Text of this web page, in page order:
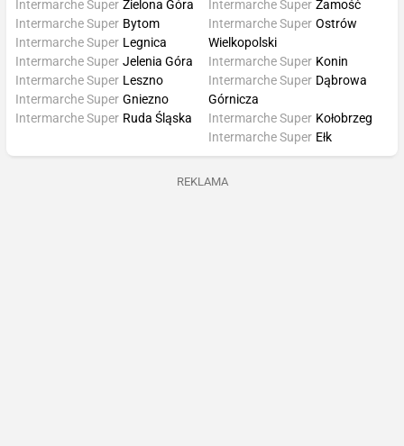
Intermarche Super Zielona Góra
Intermarche Super Bytom
Intermarche Super Legnica
Intermarche Super Zamość
Intermarche Super Ostrów
Wielkopolski
Intermarche Super Jelenia Góra
Intermarche Super Leszno
Intermarche Super Gniezno
Intermarche Super Ruda Śląska
Intermarche Super Konin
Intermarche Super Dąbrowa
Górnicza
Intermarche Super Kołobrzeg
Intermarche Super Ełk
REKLAMA